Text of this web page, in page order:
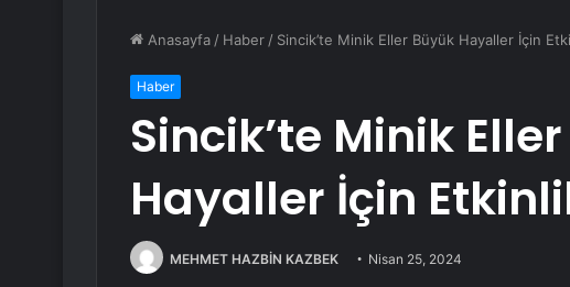
Anasayfa / Haber / Sincik’te Minik Eller Büyük Hayaller İçin
Haber
Sincik’te Minik
Hayaller İçin
MEHMET HAZBİN KAZBEK Nisan 25, 2024